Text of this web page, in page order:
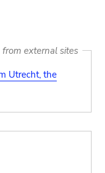
external sites
Utrecht, the